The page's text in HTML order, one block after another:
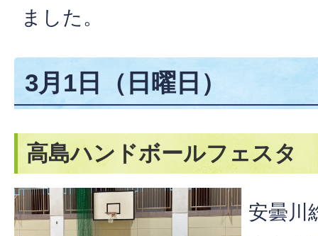
ました。
3月1日（日曜日）
高島ハンドボールフェスタ
安曇川